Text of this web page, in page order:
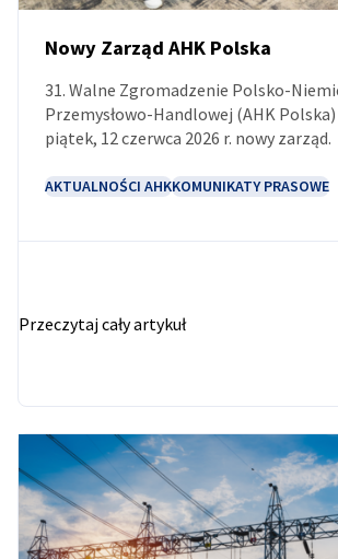
AKTUALNOŚCI
Nowy Zarząd AHK Polska
31. Walne Zgromadzenie Polsko-
Przemysłowo-Handlowej (AHK Polska)
piątek, 12 czerwca 2026 r. nowy zarząd.
AKTUALNOŚCI AHKKOMUNIKATY PRASOWE
Przeczytaj cały artykuł